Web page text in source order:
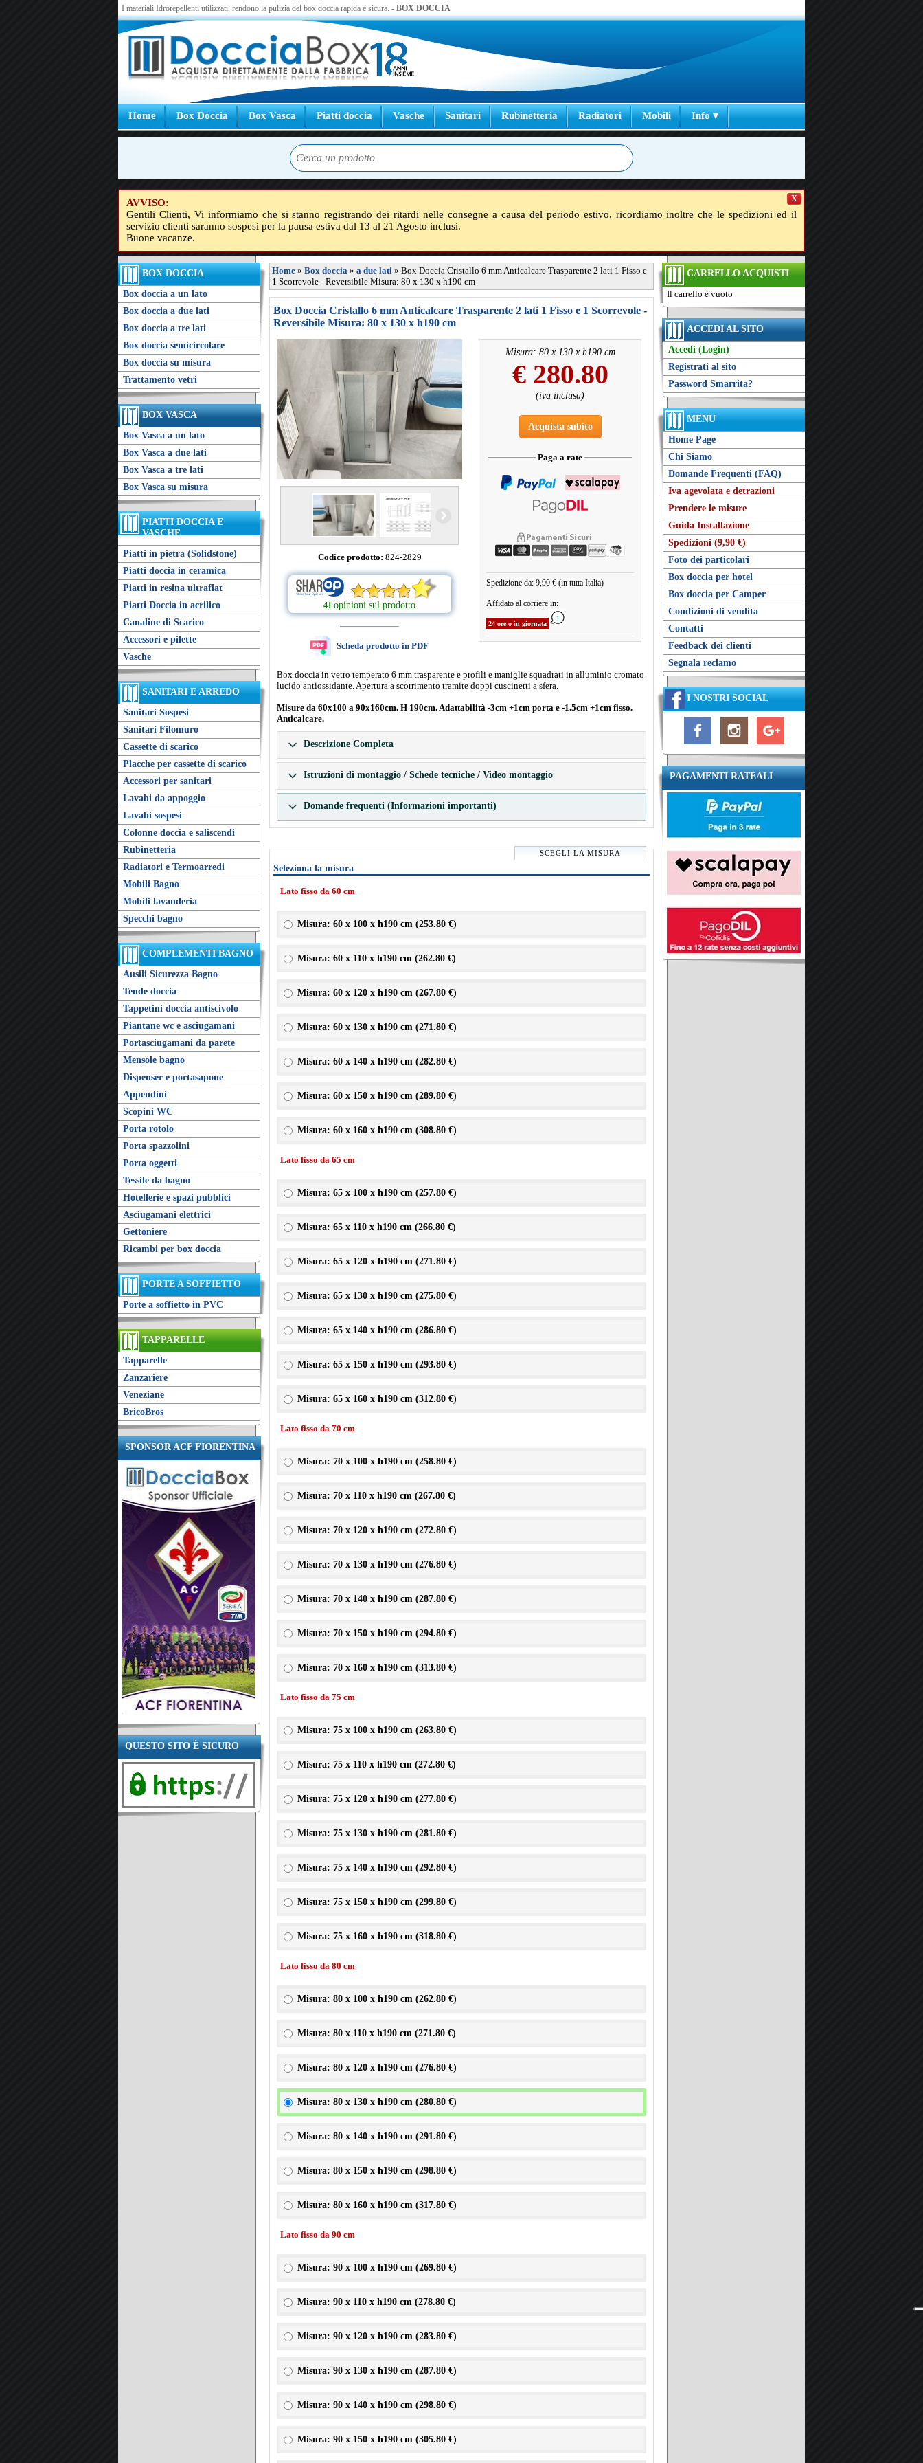
I materiali Idrorepellenti utilizzati, rendono la pulizia del box doccia rapida e sicura. - BOX DOCCIA
Home Box Doccia Box Vasca Piatti doccia Vasche Sanitari Rubinetteria Radiatori Mobili Info ▾
AVVISO:
Gentili Clienti, Vi informiamo che si stanno registrando dei ritardi nelle consegne a causa del periodo estivo, ricordiamo inoltre che le spedizioni ed il
servizio clienti saranno sospesi per la pausa estiva dal 13 al 21 Agosto inclusi.
Buone vacanze.
X
BOX DOCCIA
Box doccia a un lato
Box doccia a due lati
Box doccia a tre lati
Box doccia semicircolare
Box doccia su misura
Trattamento vetri
BOX VASCA
Box Vasca a un lato
Box Vasca a due lati
Box Vasca a tre lati
Box Vasca su misura
PIATTI DOCCIA E
VASCHE
Piatti in pietra (Solidstone)
Piatti doccia in ceramica
Piatti in resina ultraflat
Piatti Doccia in acrilico
Canaline di Scarico
Accessori e pilette
Vasche
SANITARI E ARREDO
Sanitari Sospesi
Sanitari Filomuro
Cassette di scarico
Placche per cassette di scarico
Accessori per sanitari
Lavabi da appoggio
Lavabi sospesi
Colonne doccia e saliscendi
Rubinetteria
Radiatori e Termoarredi
Mobili Bagno
Mobili lavanderia
Specchi bagno
COMPLEMENTI BAGNO
Ausili Sicurezza Bagno
Tende doccia
Tappetini doccia antiscivolo
Piantane wc e asciugamani
Portasciugamani da parete
Mensole bagno
Dispenser e portasapone
Appendini
Scopini WC
Porta rotolo
Porta spazzolini
Porta oggetti
Tessile da bagno
Hotellerie e spazi pubblici
Asciugamani elettrici
Gettoniere
Ricambi per box doccia
PORTE A SOFFIETTO
Porte a soffietto in PVC
TAPPARELLE
Tapparelle
Zanzariere
Veneziane
BricoBros
SPONSOR ACF FIORENTINA
QUESTO SITO È SICURO
CARRELLO ACQUISTI
Il carrello è vuoto
ACCEDI AL SITO
Accedi (Login)
Registrati al sito
Password Smarrita?
MENU
Home Page
Chi Siamo
Domande Frequenti (FAQ)
Iva agevolata e detrazioni
Prendere le misure
Guida Installazione
Spedizioni (9,90 €)
Foto dei particolari
Box doccia per hotel
Box doccia per Camper
Condizioni di vendita
Contatti
Feedback dei clienti
Segnala reclamo
I NOSTRI SOCIAL
PAGAMENTI RATEALI
Home » Box doccia » a due lati » Box Doccia Cristallo 6 mm Anticalcare Trasparente 2 lati 1 Fisso e
1 Scorrevole - Reversibile Misura: 80 x 130 x h190 cm
Box Doccia Cristallo 6 mm Anticalcare Trasparente 2 lati 1 Fisso e 1 Scorrevole -
Reversibile Misura: 80 x 130 x h190 cm
Codice prodotto: 824-2829
41 opinioni sul prodotto
Scheda prodotto in PDF
Misura: 80 x 130 x h190 cm
€ 280.80
(iva inclusa)
Acquista subito
Paga a rate
Spedizione da: 9,90 € (in tutta Italia)
Affidato al corriere in:
24 ore o in giornata
Box doccia in vetro temperato 6 mm trasparente e profili e maniglie squadrati in alluminio cromato
lucido antiossidante. Apertura a scorrimento tramite doppi cuscinetti a sfera.
Misure da 60x100 a 90x160cm. H 190cm. Adattabilità -3cm +1cm porta e -1.5cm +1cm fisso.
Anticalcare.
Descrizione Completa
Istruzioni di montaggio / Schede tecniche / Video montaggio
Domande frequenti (Informazioni importanti)
SCEGLI LA MISURA
Seleziona la misura
Lato fisso da 60 cm
Misura: 60 x 100 x h190 cm (253.80 €)
Misura: 60 x 110 x h190 cm (262.80 €)
Misura: 60 x 120 x h190 cm (267.80 €)
Misura: 60 x 130 x h190 cm (271.80 €)
Misura: 60 x 140 x h190 cm (282.80 €)
Misura: 60 x 150 x h190 cm (289.80 €)
Misura: 60 x 160 x h190 cm (308.80 €)
Lato fisso da 65 cm
Misura: 65 x 100 x h190 cm (257.80 €)
Misura: 65 x 110 x h190 cm (266.80 €)
Misura: 65 x 120 x h190 cm (271.80 €)
Misura: 65 x 130 x h190 cm (275.80 €)
Misura: 65 x 140 x h190 cm (286.80 €)
Misura: 65 x 150 x h190 cm (293.80 €)
Misura: 65 x 160 x h190 cm (312.80 €)
Lato fisso da 70 cm
Misura: 70 x 100 x h190 cm (258.80 €)
Misura: 70 x 110 x h190 cm (267.80 €)
Misura: 70 x 120 x h190 cm (272.80 €)
Misura: 70 x 130 x h190 cm (276.80 €)
Misura: 70 x 140 x h190 cm (287.80 €)
Misura: 70 x 150 x h190 cm (294.80 €)
Misura: 70 x 160 x h190 cm (313.80 €)
Lato fisso da 75 cm
Misura: 75 x 100 x h190 cm (263.80 €)
Misura: 75 x 110 x h190 cm (272.80 €)
Misura: 75 x 120 x h190 cm (277.80 €)
Misura: 75 x 130 x h190 cm (281.80 €)
Misura: 75 x 140 x h190 cm (292.80 €)
Misura: 75 x 150 x h190 cm (299.80 €)
Misura: 75 x 160 x h190 cm (318.80 €)
Lato fisso da 80 cm
Misura: 80 x 100 x h190 cm (262.80 €)
Misura: 80 x 110 x h190 cm (271.80 €)
Misura: 80 x 120 x h190 cm (276.80 €)
Misura: 80 x 130 x h190 cm (280.80 €)
Misura: 80 x 140 x h190 cm (291.80 €)
Misura: 80 x 150 x h190 cm (298.80 €)
Misura: 80 x 160 x h190 cm (317.80 €)
Lato fisso da 90 cm
Misura: 90 x 100 x h190 cm (269.80 €)
Misura: 90 x 110 x h190 cm (278.80 €)
Misura: 90 x 120 x h190 cm (283.80 €)
Misura: 90 x 130 x h190 cm (287.80 €)
Misura: 90 x 140 x h190 cm (298.80 €)
Misura: 90 x 150 x h190 cm (305.80 €)